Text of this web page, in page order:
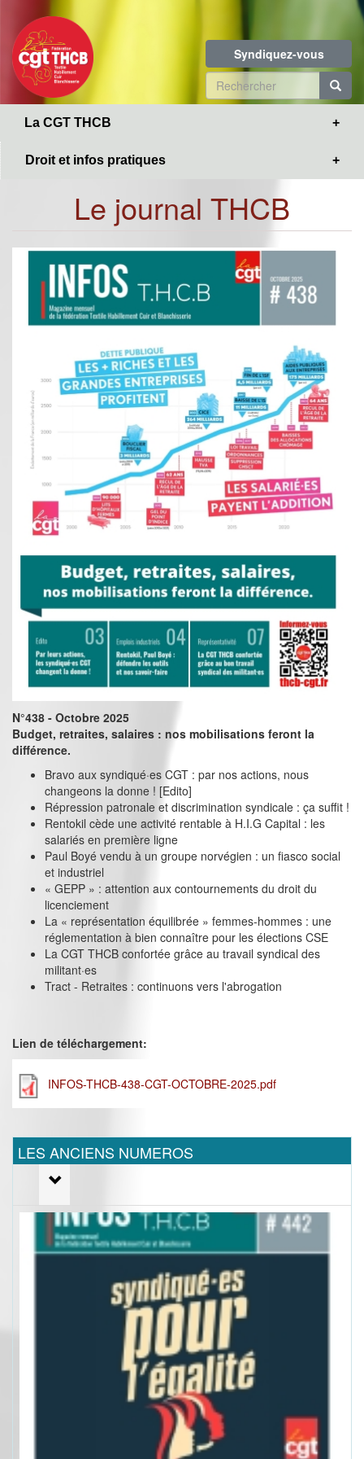
contenu
principal
Syndiquez-vous
Formulaire
de
La CGT THCB
Droit et infos pratiques
Le journal THCB
N°438 - Octobre 2025
Budget, retraites, salaires : nos mobilisations feront la
différence.
Bravo aux syndiqué·es CGT : par nos actions, nous
changeons la donne ! [Edito]
Répression patronale et discrimination syndicale : ça suffit !
Rentokil cède une activité rentable à H.I.G Capital : les
salariés en première ligne
Paul Boyé vendu à un groupe norvégien : un fiasco social
et industriel
« GEPP » : attention aux contournements du droit du
licenciement
La « représentation équilibrée » femmes-hommes : une
réglementation à bien connaître pour les élections CSE
La CGT THCB confortée grâce au travail syndical des
militant·es
Tract - Retraites : continuons vers l'abrogation
Lien de téléchargement:
INFOS-THCB-438-CGT-OCTOBRE-2025.pdf
LES ANCIENS NUMEROS